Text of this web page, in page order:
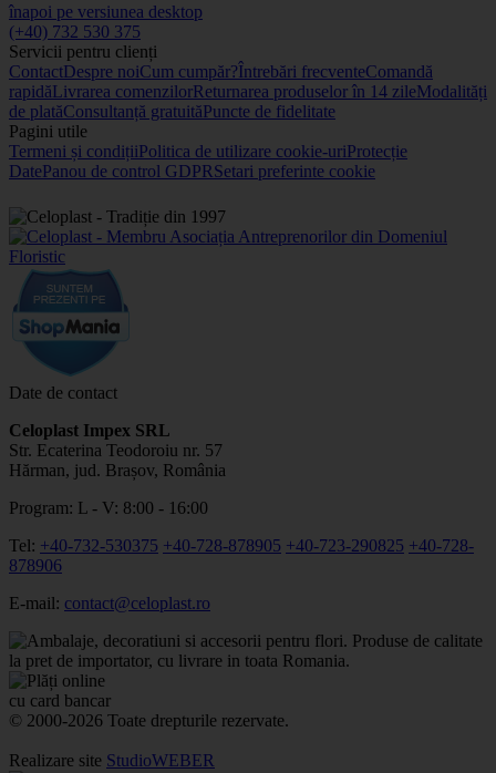
înapoi pe versiunea desktop
(+40) 732 530 375
Servicii pentru clienți
ContactDespre noiCum cumpăr?Întrebări frecventeComandă
rapidăLivrarea comenzilorReturnarea produselor în 14 zileModalități
de platăConsultanță gratuităPuncte de fidelitate
Pagini utile
Termeni și condițiiPolitica de utilizare cookie-uriProtecție
DatePanou de control GDPRSetari preferinte cookie
Date de contact
Celoplast Impex SRL
Str. Ecaterina Teodoroiu nr. 57
Hărman, jud. Brașov, România
Program: L - V: 8:00 - 16:00
Tel: +40-732-530375 +40-728-878905 +40-723-290825 +40-728-
878906
E-mail: contact@celoplast.ro
© 2000-2026 Toate drepturile rezervate.
Realizare site StudioWEBER